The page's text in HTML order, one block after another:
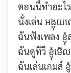
ตอนนี้ทำอะไ
นั่งเล่น អង្គុយ
ฉันฟังเพลง ខ្
ฉันดูทีวี ខ្ញុំមើ
ฉันเล่นเกมส์